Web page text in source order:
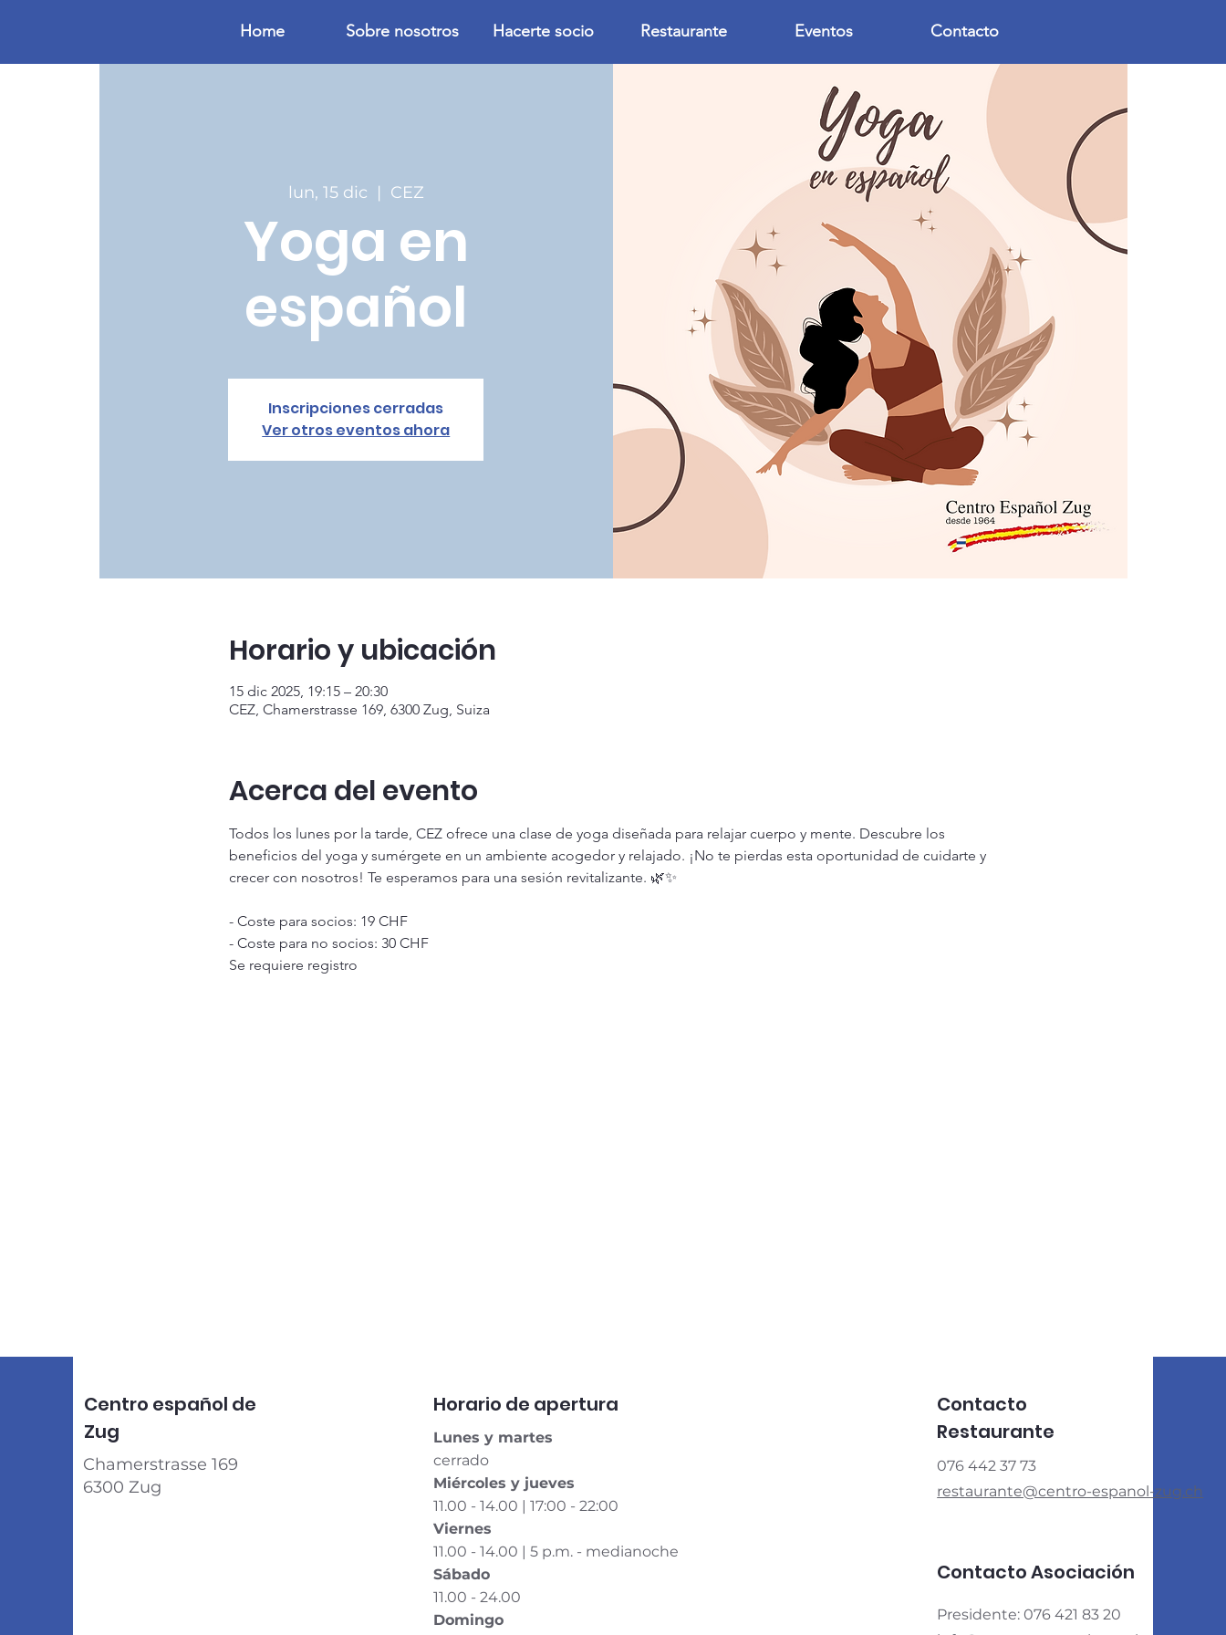
Home Sobre nosotros Hacerte socio Restaurante Eventos Contacto
lun, 15 dic
  |
CEZ
Yoga en
español
Inscripciones cerradas
Ver otros eventos ahora
Horario y ubicación
15 dic 2025, 19:15 – 20:30
CEZ, Chamerstrasse 169, 6300 Zug, Suiza
Acerca del evento
Todos los lunes por la tarde, CEZ ofrece una clase de yoga diseñada para relajar cuerpo y mente. Descubre los
beneficios del yoga y sumérgete en un ambiente acogedor y relajado. ¡No te pierdas esta oportunidad de cuidarte y
crecer con nosotros! Te esperamos para una sesión revitalizante. 🌿✨
- Coste para socios: 19 CHF
- Coste para no socios: 30 CHF
Se requiere registro
Centro español de
Zug
Chamerstrasse 169
6300 Zug​
Horario de apertura
Lunes y martes
cerrado
Miércoles y jueves
11.00 - 14.00 | 17:00 - 22:00
Viernes
11.00 - 14.00 | 5 p.m. - medianoche
Sábado
11.00 - 24.00
Domingo
Contacto
Restaurante
076 442 37 73
restaurante@centro-espanol-zug.ch
Contacto Asociación
Presidente: 076 421 83 20